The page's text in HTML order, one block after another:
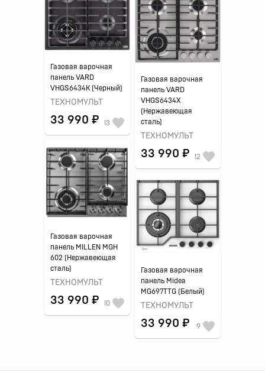
Газовая варочная
панель VARD
VHGS6434K (Черный)
ТЕХНОМУЛЬТ
33 990 ₽ 13
Газовая варочная
панель VARD
VHGS6434X
(Нержавеющая
сталь)
ТЕХНОМУЛЬТ
33 990 ₽ 12
Газовая варочная
панель MILLEN MGH
602 (Нержавеющая
сталь)
ТЕХНОМУЛЬТ
33 990 ₽ 10
Газовая варочная
панель Midea
MG697TTG (Белый)
ТЕХНОМУЛЬТ
33 990 ₽ 9